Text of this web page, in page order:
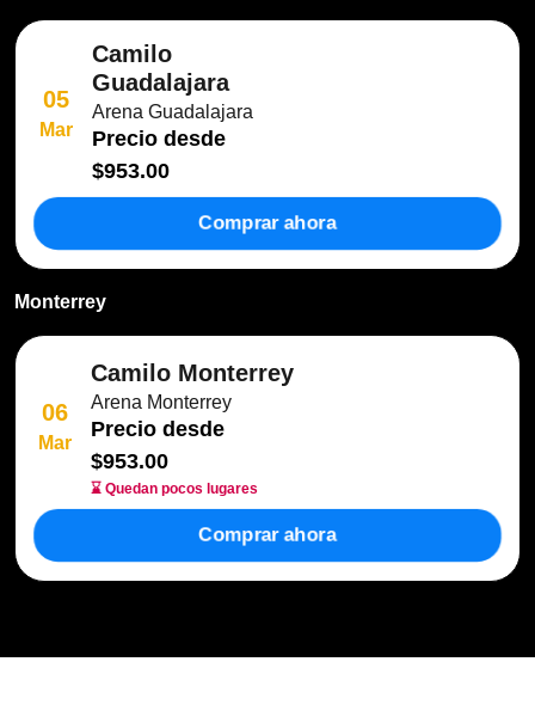
05
Mar
Camilo
Guadalajara
Arena Guadalajara
Precio desde
$953.00
Comprar ahora
Monterrey
06
Mar
Camilo Monterrey
Arena Monterrey
Precio desde
$953.00
⌛ Quedan pocos lugares
Comprar ahora